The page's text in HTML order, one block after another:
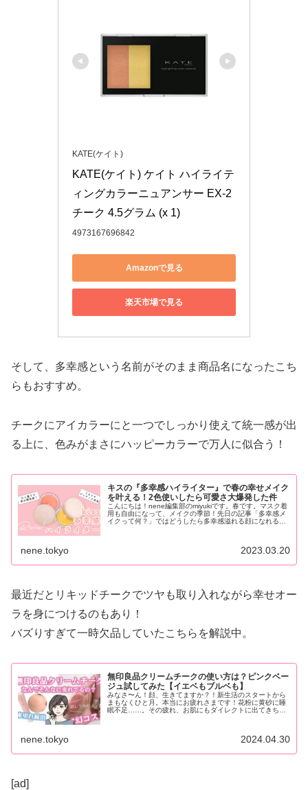
KATE(ケイト)
KATE(ケイト) ケイト ハイライテ
ィングカラーニュアンサー EX-2
チーク 4.5グラム (x 1)
4973167696842
Amazonで見る
楽天市場で見る
そして、多幸感という名前がそのまま商品名になったこち
らもおすすめ。
チークにアイカラーにと一つでしっかり使えて統一感が出
る上に、色みがまさにハッピーカラーで万人に似合う！
キスの『多幸感ハイライター』で春の幸せメイク
を叶える！2色使いしたら可愛さ大爆発した件
こんにちは！nene編集部のmiyukiです。春です。マスク着
用も自由になって、メイクの季節！先日の記事「多幸感メ
イクって何？」ではどうしたら多幸感溢れる顔になれるか
nene.tokyo 2023.03.20
最近だとリキッドチークでツヤも取り入れながら幸せオー
ラを身につけるのもあり！
バズりすぎて一時欠品していたこちらを解説中。
無印良品クリームチークの使い方は？ピンクベー
ジュ試してみた【イエベもブルベも】
みなさ〜ん！顔、生きてますか？！新生活のスタートから
まもなくひと月。本当にお疲れさまです！花粉に黄砂に睡
眠不足……。その疲れ、お肌にもダイレクトに出てきちゃ
nene.tokyo 2024.04.30
[ad]